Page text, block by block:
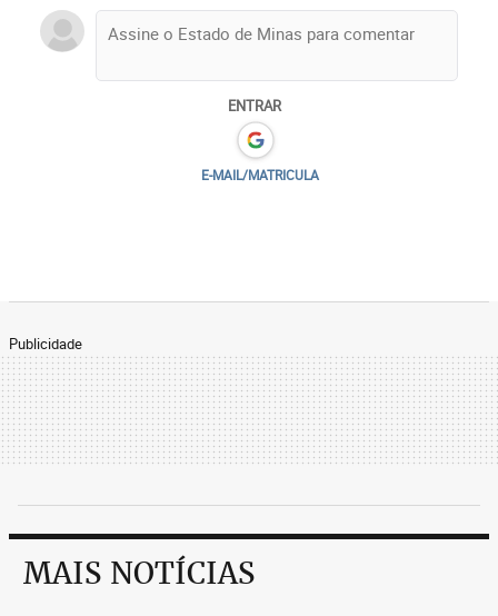
ENTRAR
E-MAIL/MATRICULA
Publicidade
MAIS NOTÍCIAS